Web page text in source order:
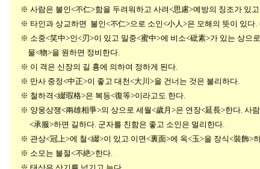
※ 사람은 불인<不仁>함을 두려워하고 사려<思慮>예방의 징조가 있
※ 타인과 상교하면 불인<不仁>으로 소인<小人>은 모해의 뜻이 있다.
※ 소중<笑中>인<刃>이 있고 밀중<蜜中>에 비소<砒素>가 있는 상으
물<物>을 원하면 정비한다.
※ 이 격은 신장의 길 흉에 의하여 정하게 된다.
※ 만사 중정<中正>이 좋고 대천<大川>을 건너는 것은 불리하다.
※ 철하격<綴瑕格>은 복등<復等>이라고도 한다.
※ 양웅상쟁<兩雄相爭>의 상으로 세월<歲月>은 연장<延長>한다. 사
<承服>하면 길하다. 군자를 친함은 좋고 소인은 멀리한다.
※ 관상<冠上>에 철<綴>이 있고 이면<裏面>에 옥<玉>을 장식<裝飾>
※ 소모는 불절<不絶>한다.